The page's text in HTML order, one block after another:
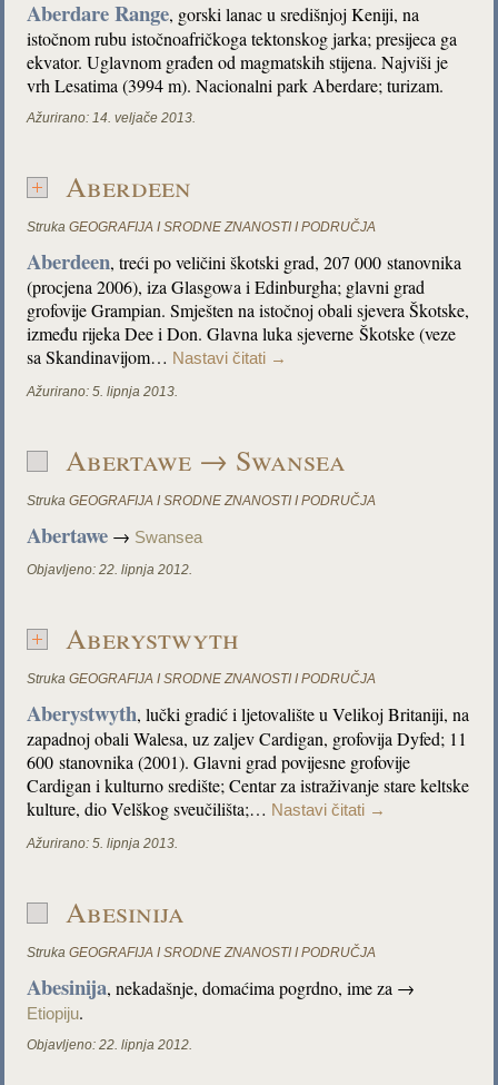
Aberdare Range, gorski lanac u središnjoj Keniji, na
istočnom rubu istočnoafričkoga tektonskog jarka; presijeca ga
ekvator. Uglavnom građen od magmatskih stijena. Najviši je
vrh Lesatima (3994 m). Nacionalni park Aberdare; turizam.
Ažurirano: 14. veljače 2013.
Aberdeen
Struka GEOGRAFIJA I SRODNE ZNANOSTI I PODRUČJA
Aberdeen, treći po veličini škotski grad, 207 000 stanovnika
(procjena 2006), iza Glasgowa i Edinburgha; glavni grad
grofovije Grampian. Smješten na istočnoj obali sjevera Škotske,
između rijeka Dee i Don. Glavna luka sjeverne Škotske (veze
sa Skandinavijom… Nastavi čitati →
Ažurirano: 5. lipnja 2013.
Abertawe → Swansea
Struka GEOGRAFIJA I SRODNE ZNANOSTI I PODRUČJA
Abertawe → Swansea
Objavljeno: 22. lipnja 2012.
Aberystwyth
Struka GEOGRAFIJA I SRODNE ZNANOSTI I PODRUČJA
Aberystwyth, lučki gradić i ljetovalište u Velikoj Britaniji, na
zapadnoj obali Walesa, uz zaljev Cardigan, grofovija Dyfed; 11
600 stanovnika (2001). Glavni grad povijesne grofovije
Cardigan i kulturno središte; Centar za istraživanje stare keltske
kulture, dio Velškog sveučilišta;… Nastavi čitati →
Ažurirano: 5. lipnja 2013.
Abesinija
Struka GEOGRAFIJA I SRODNE ZNANOSTI I PODRUČJA
Abesinija, nekadašnje, domaćima pogrdno, ime za →
Etiopiju.
Objavljeno: 22. lipnja 2012.